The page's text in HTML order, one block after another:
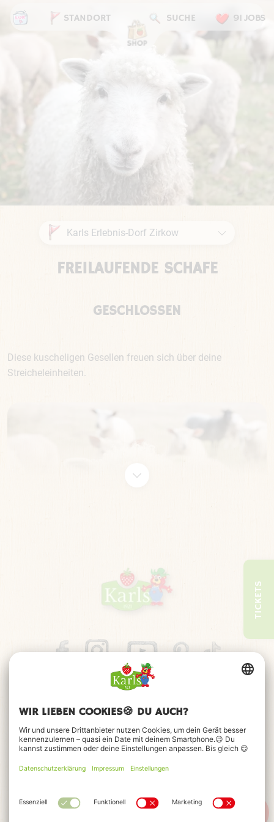
STANDORT SUCHE 91 JOBS
FREILAUFENDE SCHAFE
GESCHLOSSEN
Diese kuscheligen Gesellen freuen sich über deine
Streicheleinheiten.
Unseren Schafen geht es super gut, denn sie können in
unserem Erlebnis-Dorf herumlaufen, wo sie wollen. Finde
unsere Schafe und schenke ihnen eine gewaltige
Streicheleinheit. Sie werden es dir mit einem zufriedenen
Kontakt Cookie-Einstellungen
© 2026 Karls Markt OHG
TICKETS